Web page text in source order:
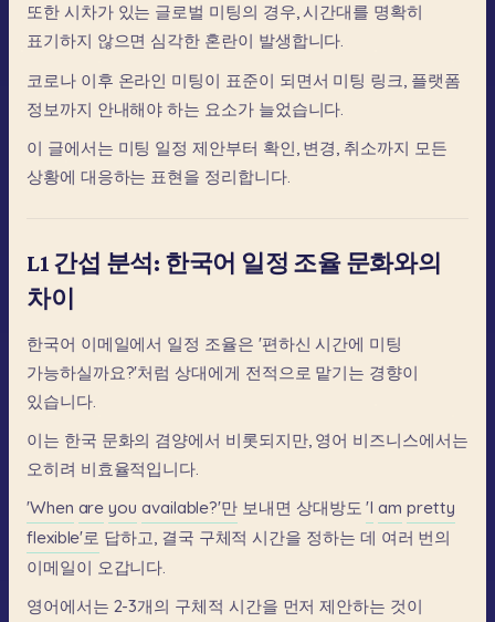
또한 시차가 있는 글로벌 미팅의 경우, 시간대를 명확히
표기하지 않으면 심각한 혼란이 발생합니다.
코로나 이후 온라인 미팅이 표준이 되면서 미팅 링크, 플랫폼
정보까지 안내해야 하는 요소가 늘었습니다.
이 글에서는 미팅 일정 제안부터 확인, 변경, 취소까지 모든
상황에 대응하는 표현을 정리합니다.
L1 간섭 분석: 한국어 일정 조율 문화와의
차이
한국어 이메일에서 일정 조율은 '편하신 시간에 미팅
가능하실까요?'처럼 상대에게 전적으로 맡기는 경향이
있습니다.
이는 한국 문화의 겸양에서 비롯되지만, 영어 비즈니스에서는
오히려 비효율적입니다.
'When are you available?'만 보내면 상대방도 'I am pretty
flexible'로 답하고, 결국 구체적 시간을 정하는 데 여러 번의
이메일이 오갑니다.
영어에서는 2-3개의 구체적 시간을 먼저 제안하는 것이